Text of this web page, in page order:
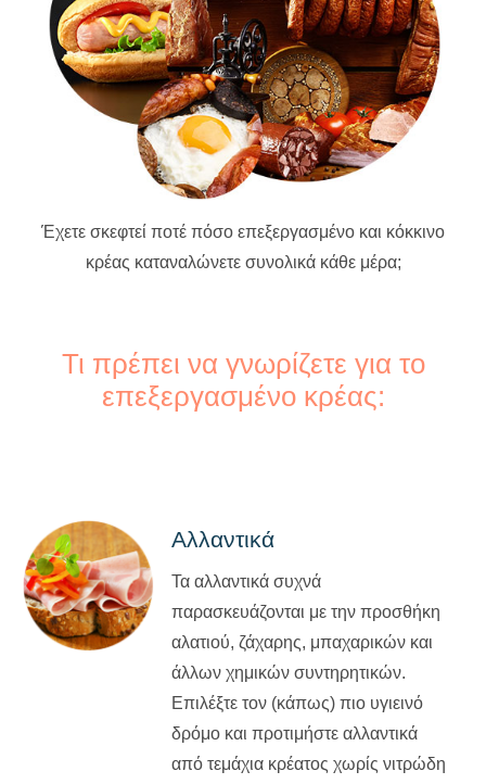
Έχετε σκεφτεί ποτέ πόσο επεξεργασμένο και κόκκινο
κρέας καταναλώνετε συνολικά κάθε μέρα;
Τι πρέπει να γνωρίζετε για το
επεξεργασμένο κρέας:
Αλλαντικά
Τα αλλαντικά συχνά
παρασκευάζονται με την προσθήκη
αλατιού, ζάχαρης, μπαχαρικών και
άλλων χημικών συντηρητικών.
Επιλέξτε τον (κάπως) πιο υγιεινό
δρόμο και προτιμήστε αλλαντικά
από τεμάχια κρέατος χωρίς νιτρώδη